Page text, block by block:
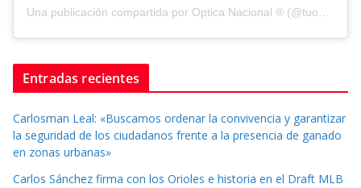
Una publicación compartida por Optica Nacional ® (@tuopticanacional)
Entradas recientes
Carlosman Leal: «Buscamos ordenar la convivencia y garantizar
la seguridad de los ciudadanos frente a la presencia de ganado
en zonas urbanas»
Carlos Sánchez firma con los Orioles e historia en el Draft MLB